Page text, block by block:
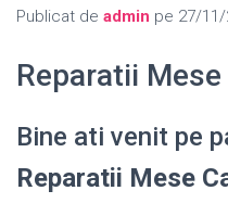
Publicat de admin pe 27/
Reparatii
Bine ati venit pe
Reparatii Mese